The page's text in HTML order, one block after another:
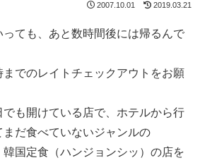
2007.10.01 2019.03.21
ても、あと数時間後には帰るんで
でのレイトチェックアウトをお願
も開けている店で、ホテルから行
だ食べていないジャンルの
国定食（ハンジョンシッ）の店を